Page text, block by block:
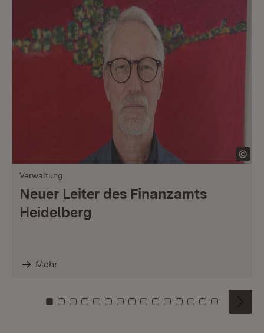
Verwaltung
Neuer Leiter des Finanzamts
Heidelberg
Mehr
Zu Kachel: 0
Zu Kachel: 1
Zu Kachel: 2
Zu Kachel: 3
Zu Kachel: 4
Zu Kachel: 5
Zu Kachel: 6
Zu Kachel: 7
Zu Kachel: 8
Zu Kachel: 9
Zu Kachel: 10
Zu Kachel: 11
Zu Kachel: 12
Zu Kachel:
Zu